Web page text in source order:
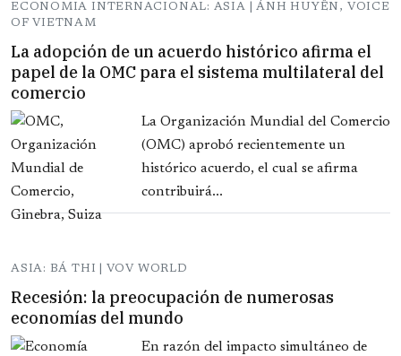
ECONOMIA INTERNACIONAL: ASIA | ÁNH HUYỀN, VOICE
OF VIETNAM
La adopción de un acuerdo histórico afirma el
papel de la OMC para el sistema multilateral del
comercio
La Organización Mundial del Comercio
(OMC) aprobó recientemente un
histórico acuerdo, el cual se afirma
contribuirá...
ASIA: BÁ THI | VOV WORLD
Recesión: la preocupación de numerosas
economías del mundo
En razón del impacto simultáneo de